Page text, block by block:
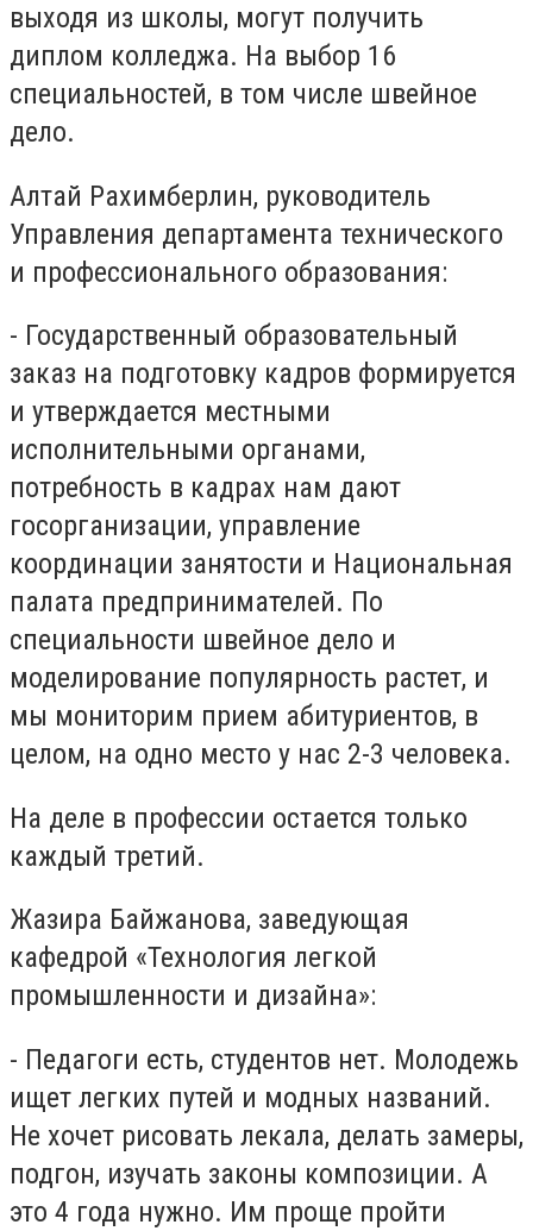
выходя из школы, могут получить
диплом колледжа. На выбор 16
специальностей, в том числе швейное
дело.
Алтай Рахимберлин, руководитель
Управления департамента технического
и профессионального образования:
- Государственный образовательный
заказ на подготовку кадров формируется
и утверждается местными
исполнительными органами,
потребность в кадрах нам дают
госорганизации, управление
координации занятости и Национальная
палата предпринимателей. По
специальности швейное дело и
моделирование популярность растет, и
мы мониторим прием абитуриентов, в
целом, на одно место у нас 2-3 человека.
На деле в профессии остается только
каждый третий.
Жазира Байжанова, заведующая
кафедрой «Технология легкой
промышленности и дизайна»:
- Педагоги есть, студентов нет. Молодежь
ищет легких путей и модных названий.
Не хочет рисовать лекала, делать замеры,
подгон, изучать законы композиции. А
это 4 года нужно. Им проще пройти